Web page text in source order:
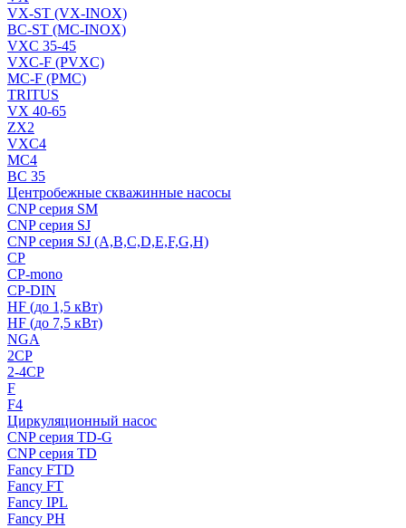
VX-ST (VX-INOX)
BC-ST (MC-INOX)
VXC 35-45
VXC-F (PVXC)
MC-F (PMC)
TRITUS
VX 40-65
ZX2
VXC4
MC4
BC 35
Центробежные скважинные насосы
CNP серия SM
CNP серия SJ
CNP серия SJ (A,B,C,D,E,F,G,H)
CP
CP-mono
CP-DIN
HF (до 1,5 кВт)
HF (до 7,5 кВт)
NGA
2CP
2-4CP
F
F4
Циркуляционный насос
CNP серия TD-G
CNP серия TD
Fancy FTD
Fancy FT
Fancy IPL
Fancy PH